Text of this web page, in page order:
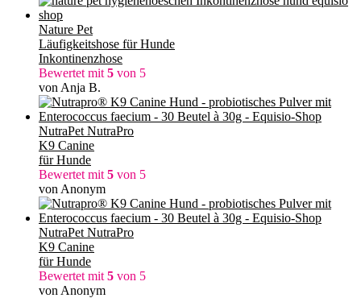
Nature Pet
Läufigkeitshose für Hunde
Inkontinenzhose
Bewertet mit 5 von 5
von Anja B.
NutraPet NutraPro
K9 Canine
für Hunde
Bewertet mit 5 von 5
von Anonym
NutraPet NutraPro
K9 Canine
für Hunde
Bewertet mit 5 von 5
von Anonym